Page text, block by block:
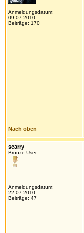
Anmeldungsdatum:
09.07.2010
Beiträge: 170
Nach oben
scarry
Bronze-User
Anmeldungsdatum:
22.07.2010
Beiträge: 47